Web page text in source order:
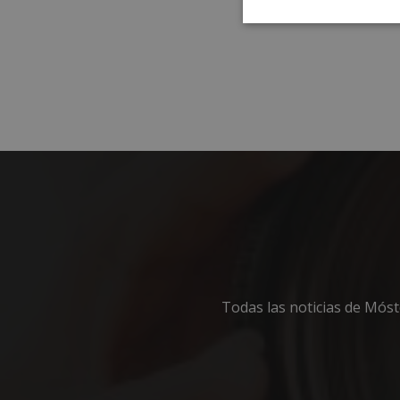
Todas las noticias de
Cookies
Las cookies
la gestión de